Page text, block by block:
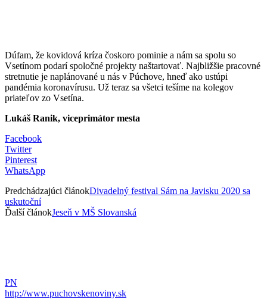
Dúfam, že kovidová kríza čoskoro pominie a nám sa spolu so
Vsetínom podarí spoločné projekty naštartovať. Najbližšie pracovné
stretnutie je naplánované u nás v Púchove, hneď ako ustúpi
pandémia koronavírusu. Už teraz sa všetci tešíme na kolegov
priateľov zo Vsetína.
Lukáš Ranik, viceprimátor mesta
Facebook
Twitter
Pinterest
WhatsApp
Predchádzajúci článokDivadelný festival Sám na Javisku 2020 sa
uskutoční
Ďalší článokJeseň v MŠ Slovanská
PN
http://www.puchovskenoviny.sk